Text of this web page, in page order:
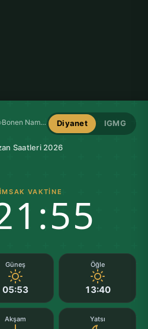
› Bonen Namaz Vakitleri Diyanet IGMG
Saatleri 2026
VAKTINE
Güneş
05:53
Öğle
13:40
Akşam Yatsı